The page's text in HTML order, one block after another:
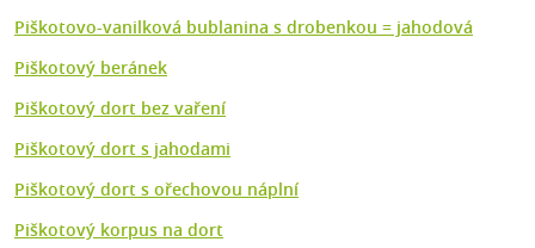
Piškotovo-vanilková bublanina s drobenkou = jahodová
Piškotový beránek
Piškotový dort bez vaření
Piškotový dort s jahodami
Piškotový dort s ořechovou náplní
Piškotový korpus na dort